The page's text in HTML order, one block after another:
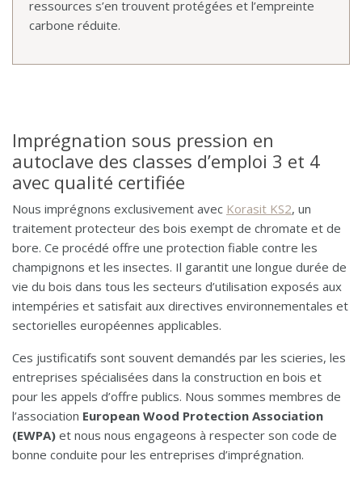
ressources s’en trouvent protégées et l’empreinte
carbone réduite.
Imprégnation sous pression en
autoclave des classes d’emploi 3 et 4
avec qualité certifiée
Nous imprégnons exclusivement avec Korasit KS2, un
traitement protecteur des bois exempt de chromate et de
bore. Ce procédé offre une protection fiable contre les
champignons et les insectes. Il garantit une longue durée de
vie du bois dans tous les secteurs d’utilisation exposés aux
intempéries et satisfait aux directives environnementales et
sectorielles européennes applicables.
Ces justificatifs sont souvent demandés par les scieries, les
entreprises spécialisées dans la construction en bois et
pour les appels d’offre publics. Nous sommes membres de
l’association European Wood Protection Association
(EWPA) et nous nous engageons à respecter son code de
bonne conduite pour les entreprises d’imprégnation.